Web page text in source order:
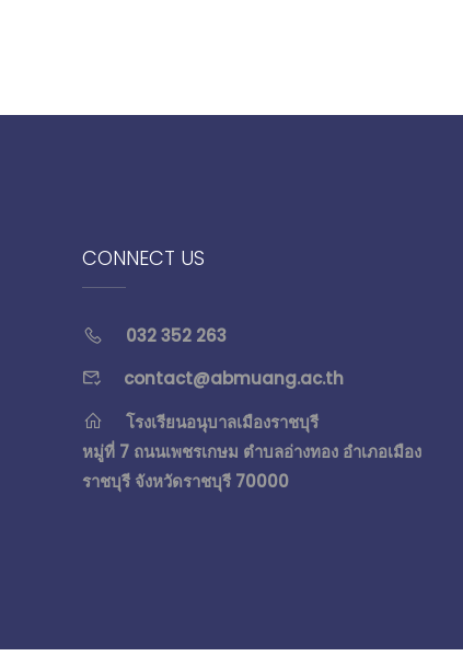
CONNECT US
032 352 263
contact@abmuang.ac.th
โรงเรียนอนุบาลเมืองราชบุรี
หมู่ที่ 7 ถนนเพชรเกษม ตำบลอ่างทอง อำเภอเมือง
ราชบุรี จังหวัดราชบุรี 70000